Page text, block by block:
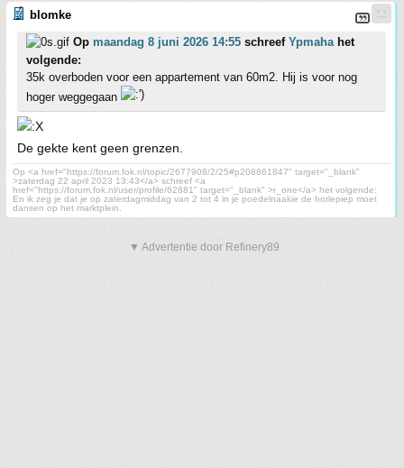
blomke
Op maandag 8 juni 2026 14:55 schreef Ypmahahet
volgende:
35k overboden voor een appartement van 60m2. Hij is voor nog
hoger weggegaan
De gekte kent geen grenzen.
Op <a href="https://forum.fok.nl/topic/2677908/2/25#p208861847" target="_blank"
>zaterdag 22 april 2023 13:43</a> schreef <a
href="https://forum.fok.nl/user/profile/62881" target="_blank" >r_one</a> het volgende:
En ik zeg je dat je op zaterdagmiddag van 2 tot 4 in je poedelnaakie de horlepiep moet
dansen op het marktplein.
▼ Advertentie door Refinery89